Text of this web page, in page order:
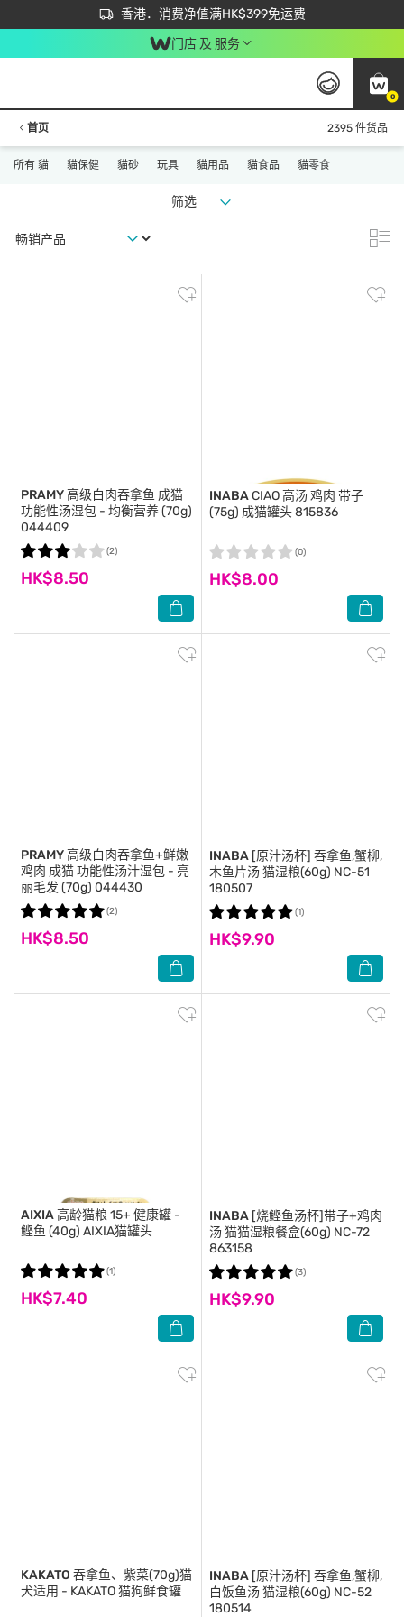
香港．消费净值满HK$399免运费
立即成为易赏钱会员尽享独家优惠
首次APP下单买满$450 输入 NEWAPP 即减$50
门店 及 服务
0
首页 2395 件货品
所有 貓 貓保健 貓砂 玩具 貓用品 貓食品 貓零食
筛选
PRAMY高级白肉吞拿鱼 成猫
功能性汤湿包 - 均衡营养 (70g)
044409
HK$8.50
(2)
INABACIAO 高汤 鸡肉 带子
(75g) 成猫罐头 815836
HK$8.00
(0)
PRAMY高级白肉吞拿鱼+鲜嫩
鸡肉 成猫 功能性汤汁湿包 - 亮
丽毛发 (70g) 044430
HK$8.50
(2)
INABA [原汁汤杯] 吞拿鱼,蟹柳,
木鱼片汤 猫湿粮(60g) NC-51
180507
HK$9.90
(1)
AIXIA高龄猫粮 15+ 健康罐 -
鲣鱼 (40g) AIXIA猫罐头
HK$7.40
(1)
INABA [烧鲣鱼汤杯]带子+鸡肉
汤 猫猫湿粮餐盒(60g) NC-72
863158
HK$9.90
(3)
KAKATO 吞拿鱼、紫菜(70g)猫
犬适用 - KAKATO 猫狗鲜食罐
INABA [原汁汤杯] 吞拿鱼,蟹柳,
白饭鱼汤 猫湿粮(60g) NC-52
180514